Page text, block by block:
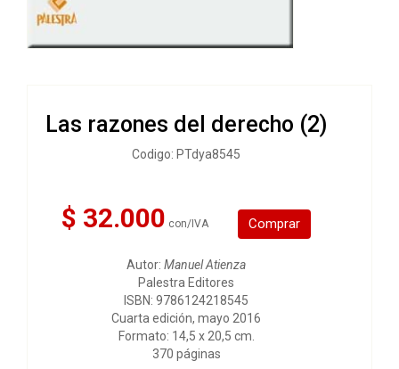
Las razones del derecho (2)
Codigo: PTdya8545
$ 32.000 con/IVA Comprar
Autor: Manuel Atienza
Palestra Editores
ISBN: 9786124218545
Cuarta edición, mayo 2016
Formato: 14,5 x 20,5 cm.
370 páginas